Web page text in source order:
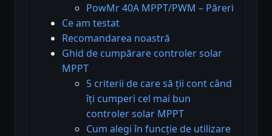
PowMr 40A MPPT/PWM – Păreri
Ce am testat
Recomandarea noastră
Ghid de cumpărare controler solar
MPPT
5 criterii de care să ții cont când
îți cumperi cel mai bun
controler solar MPPT
Cum alegi în funcție de utilizare